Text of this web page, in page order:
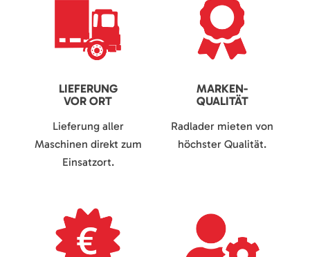
LIEFERUNG
VOR ORT
Lieferung aller
Maschinen direkt zum
Einsatzort.
MARKEN-
QUALITÄT
Radlader mieten von
höchster Qualität.